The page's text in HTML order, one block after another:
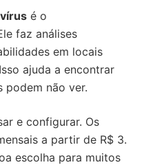
é o
faz análises
em locais
ajuda a encontrar
podem não ver.
e configurar. Os
a partir de R$ 3.
escolha para muitos